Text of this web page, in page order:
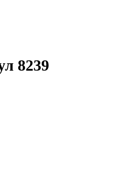
8239